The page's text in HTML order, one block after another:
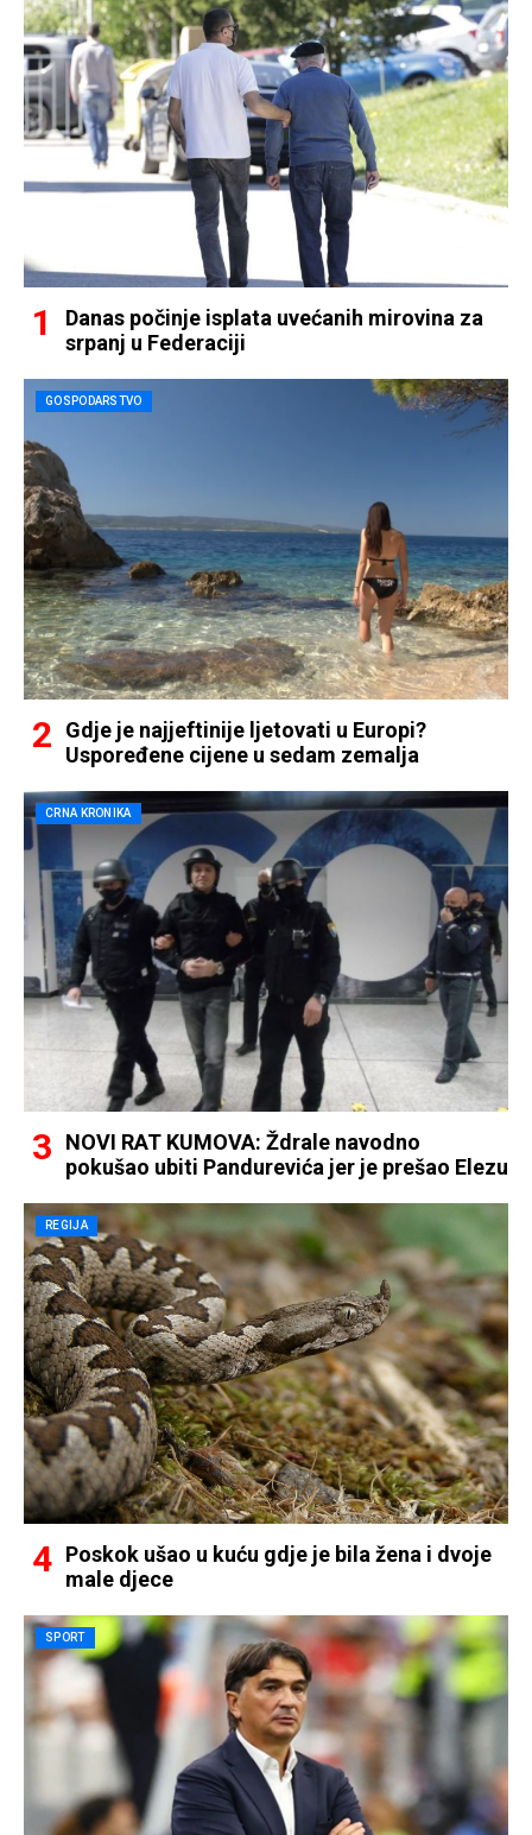
Danas počinje isplata uvećanih mirovina za
srpanj u Federaciji
GOSPODARSTVO
Gdje je najjeftinije ljetovati u Europi?
Uspoređene cijene u sedam zemalja
CRNA KRONIKA
NOVI RAT KUMOVA: Ždrale navodno
pokušao ubiti Pandurevića jer je prešao Elezu
REGIJA
Poskok ušao u kuću gdje je bila žena i dvoje
male djece
SPORT